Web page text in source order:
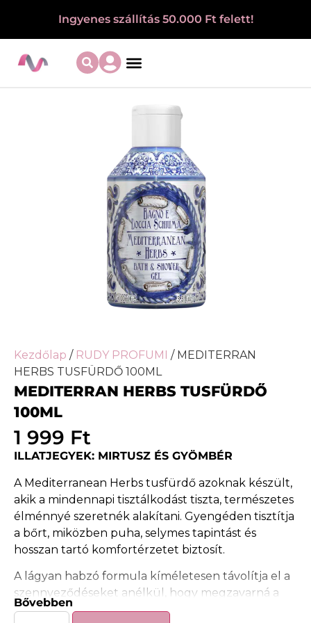
Ingyenes szállítás 50.000 Ft felett!
Kezdőlap / RUDY PROFUMI / MEDITERRAN
HERBS TUSFÜRDŐ 100ML
MEDITERRAN HERBS TUSFÜRDŐ
100ML
1 999 Ft
ILLATJEGYEK: MIRTUSZ ÉS GYÖMBÉR
A Mediterranean Herbs tusfürdő azoknak készült,
akik a mindennapi tisztálkodást tiszta, természetes
élménnyé szeretnék alakítani. Gyengéden tisztítja
a bőrt, miközben puha, selymes tapintást és
hosszan tartó komfortérzetet biztosít.
A lágyan habzó formula kíméletesen távolítja el a
szennyeződéseket anélkül, hogy megzavarná a
bőr természetes egyensúlyát. A mirtusz friss, zöld
Bővebben